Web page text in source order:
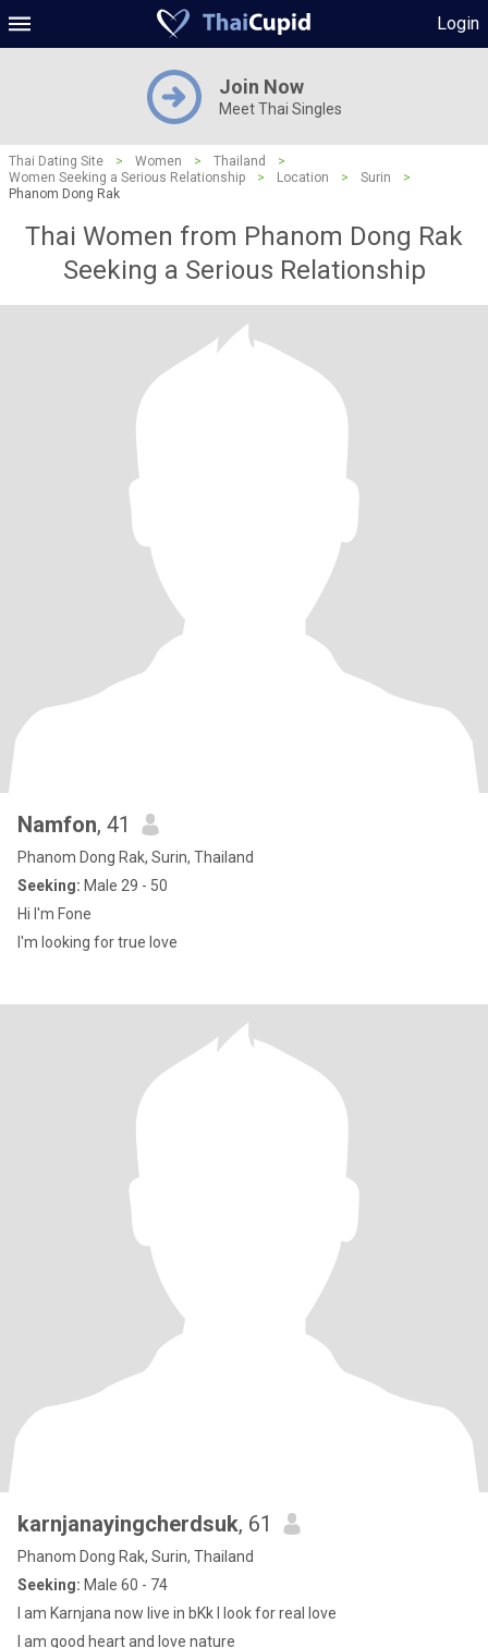
Login
Join Now
Meet Thai Singles
Thai Dating Site > Women > Thailand
>
Women Seeking a Serious Relationship
> Location > Surin
>
Phanom Dong Rak
Thai Women from Phanom Dong Rak
Seeking a Serious Relationship
Namfon, 41
Phanom Dong Rak, Surin, Thailand
Seeking: Male 29 - 50
Hi I'm Fone
I'm looking for true love
karnjanayingcherdsuk, 61
Phanom Dong Rak, Surin, Thailand
Seeking: Male 60 - 74
I am Karnjana now live in bKk I look for real love
I am good heart and love nature